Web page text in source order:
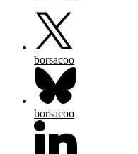
borsacoo
borsacoo